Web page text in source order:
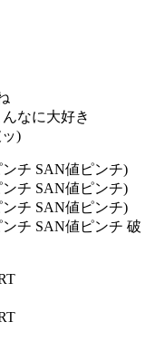
なに大好き
)
チ SAN値ピンチ)
チ SAN値ピンチ)
チ SAN値ピンチ)
チ SAN値ピンチ 破